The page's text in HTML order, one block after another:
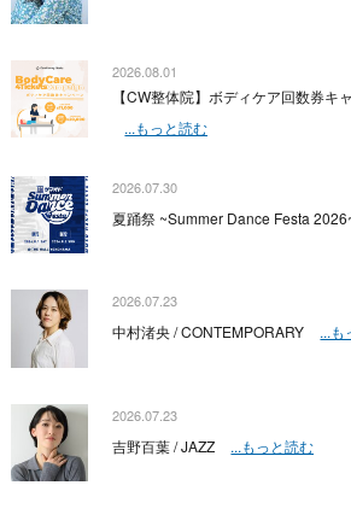
2026.08.01
【CW整体院】ボディケア回数券キ
...もっと読む
2026.07.30
夏踊祭 ~Summer Dance Festa
2026.07.23
中村渚央 / CONTEMPORARY ...も
2026.07.23
吉野百葉 / JAZZ ...もっと読む